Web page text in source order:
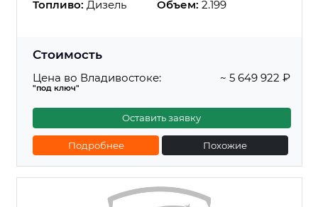
Топливо: Дизель Объем: 2.199
Стоимость
Цена во Владивостоке:
"под ключ"
~ 5 649 922 ₽
Оставить заявку
Подробнее Похожие